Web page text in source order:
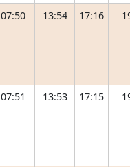
07:50 13:54 17:16
07:51 13:53 17:15